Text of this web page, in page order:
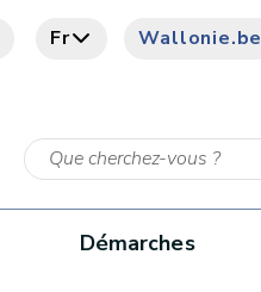
Fr Wallonie.be
Démarches